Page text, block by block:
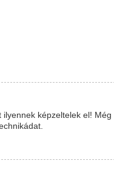
képzeltelek el! Még